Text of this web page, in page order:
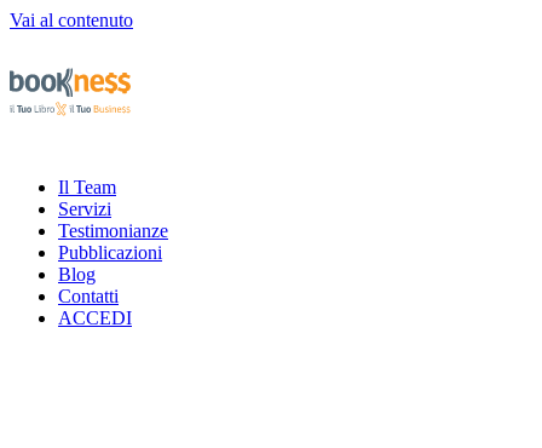
Vai al contenuto
Il Team
Servizi
Testimonianze
Pubblicazioni
Blog
Contatti
ACCEDI